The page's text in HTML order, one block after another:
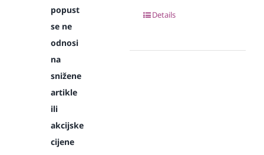
popust
se ne
odnosi
na
snižene
artikle
ili
akcijske
cijene
Details